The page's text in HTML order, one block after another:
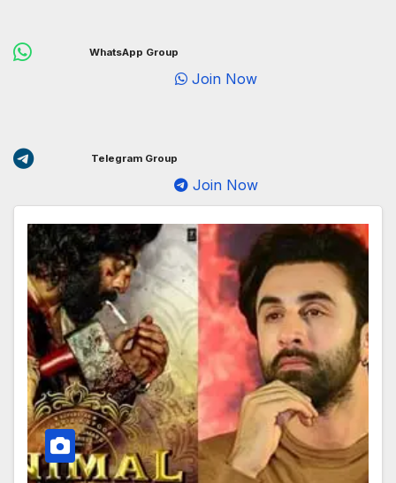
WhatsApp Group
Join Now
Telegram Group
Join Now